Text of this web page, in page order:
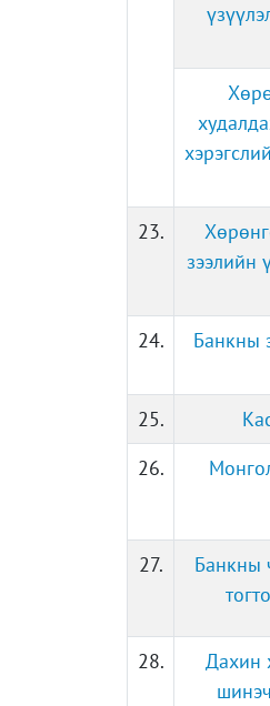
23.
зээлийн
24.
Банкны
25.
26.
27.
Банкны
28.
Дахин